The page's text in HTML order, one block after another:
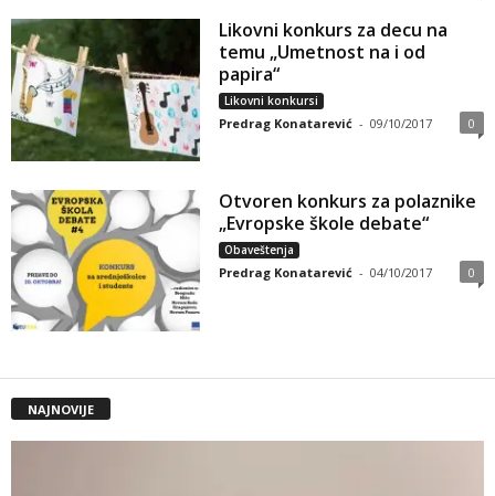
Likovni konkurs za decu na
temu „Umetnost na i od
papira“
Likovni konkursi
Predrag Konatarević - 09/10/2017 0
Otvoren konkurs za polaznike
„Evropske škole debate“
Obaveštenja
Predrag Konatarević - 04/10/2017 0
NAJNOVIJE